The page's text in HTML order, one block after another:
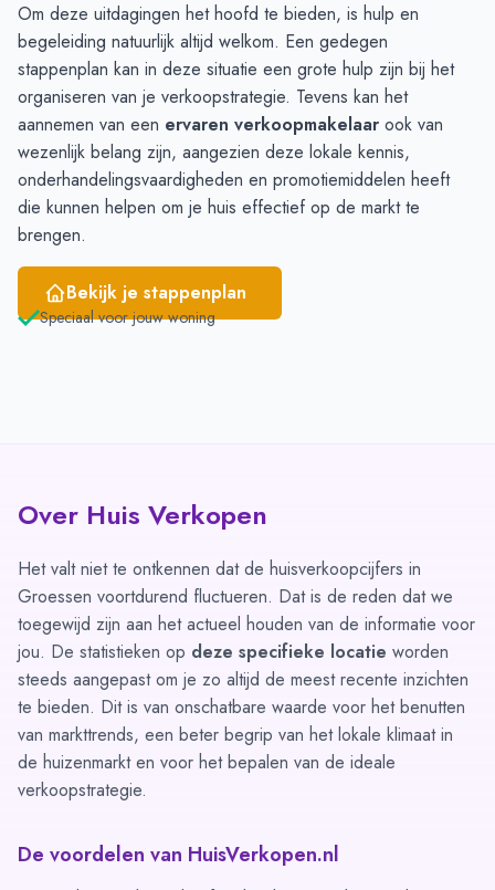
April
7
7
Mei
10
8
Juni
7 8
Om deze uitdagingen het hoofd te bieden, is hulp en
begeleiding natuurlijk altijd welkom. Een gedegen
stappenplan kan in deze situatie een grote hulp zijn bij het
organiseren van je verkoopstrategie. Tevens kan het
aannemen van een ervaren verkoopmakelaar ook van
wezenlijk belang zijn, aangezien deze lokale kennis,
onderhandelingsvaardigheden en promotiemiddelen heeft
die kunnen helpen om je huis effectief op de markt te
brengen.
Bekijk je stappenplan
Speciaal voor jouw woning
Over Huis Verkopen
Het valt niet te ontkennen dat de huisverkoopcijfers in
Groessen voortdurend fluctueren. Dat is de reden dat we
toegewijd zijn aan het actueel houden van de informatie voor
jou. De statistieken op deze specifieke locatie worden
steeds aangepast om je zo altijd de meest recente inzichten
te bieden. Dit is van onschatbare waarde voor het benutten
van markttrends, een beter begrip van het lokale klimaat in
de huizenmarkt en voor het bepalen van de ideale
verkoopstrategie.
De voordelen van HuisVerkopen.nl